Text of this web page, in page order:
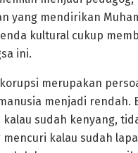
yang mendirikan
kultural cukup
ini.
merupakan
menjadi rendah.
sudah kenyang,
kalau sudah